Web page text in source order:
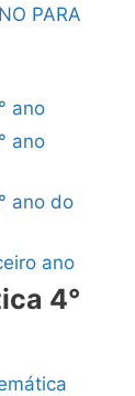
PARA
ano
ano
ano do
ano
4°